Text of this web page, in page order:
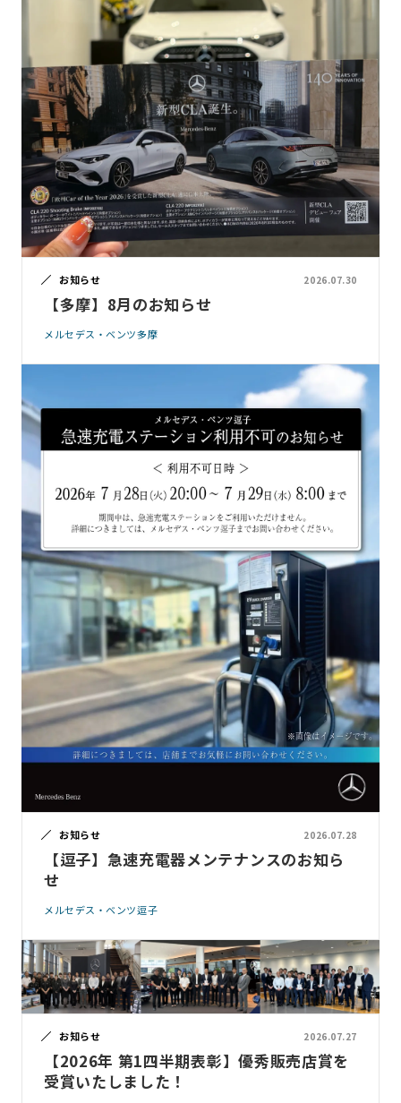
お知らせ 2026.07.30
【多摩】8月のお知らせ
メルセデス・ベンツ多摩
お知らせ 2026.07.28
【逗子】急速充電器メンテナンスのお知ら
せ
メルセデス・ベンツ逗子
お知らせ 2026.07.27
【2026年 第1四半期表彰】優秀販売店賞を
受賞いたしました！